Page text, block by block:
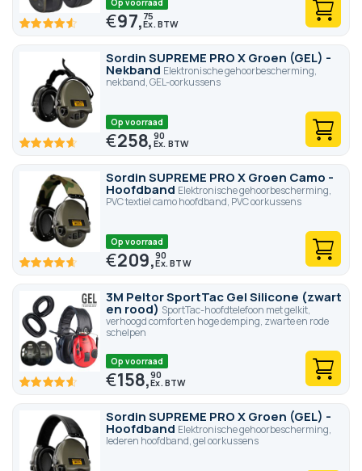
Op voorraad
€97,75
Sordin SUPREME PRO X Groen (GEL) -
Nekband Elektronische gehoorbescherming,
nekband, GEL-oorkussens
Op voorraad
€258,90
Sordin SUPREME PRO X Groen Camo -
Hoofdband Elektronische gehoorbescherming,
PVC textiel camo hoofdband, PVC oorkussens
Op voorraad
€209,90
3M Peltor SportTac Gel Silicone (zwart
en rood) SportTac-hoofdtelefoon met gelkit,
verhoogd comfort en hoge demping, zwarte en rode
schelpen
Op voorraad
€158,90
Sordin SUPREME PRO X Groen (GEL) -
Hoofdband Elektronische gehoorbescherming,
lederen hoofdband, gel oorkussens